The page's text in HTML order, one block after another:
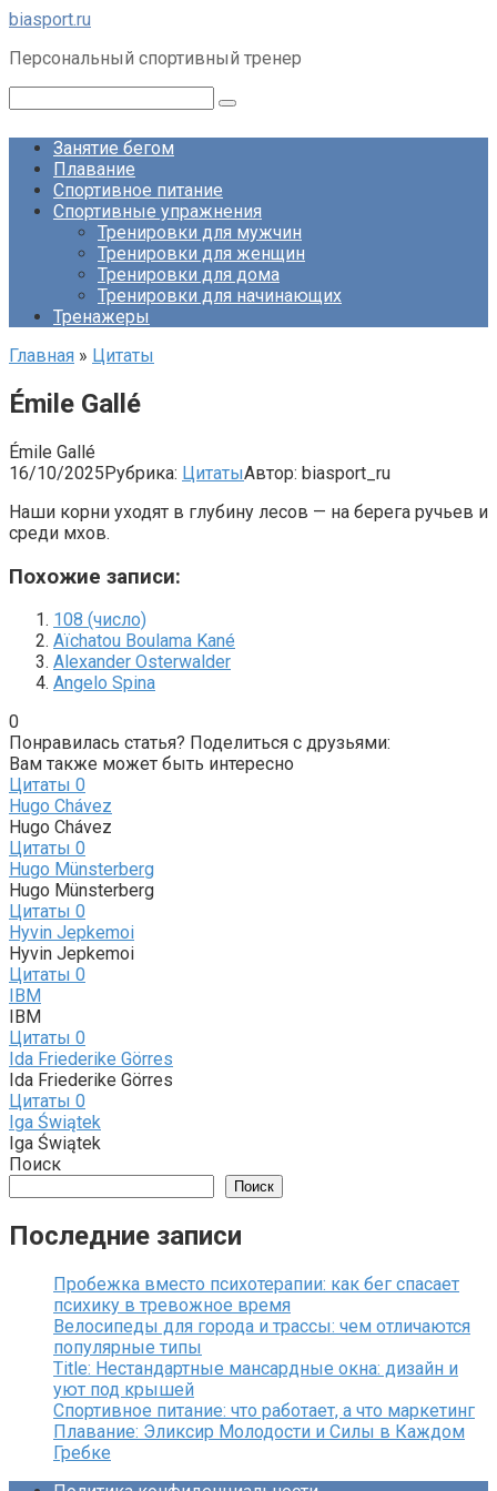
Перейти
контенту
biasport.ru
Персональный спортивный тренер
Занятие бегом
Плавание
Спортивное питание
Спортивные упражнения
Тренировки для мужчин
Тренировки для женщин
Тренировки для дома
Тренировки для начинающих
Тренажеры
Главная » Цитаты
Émile Gallé
Émile Gallé
16/10/2025Рубрика: ЦитатыАвтор: biasport_ru
Наши корни уходят в глубину лесов — на берега ручьев и
среди мхов.
Похожие записи:
108 (число)
Aïchatou Boulama Kané
Alexander Osterwalder
Angelo Spina
0
Понравилась статья? Поделиться с друзьями:
Вам также может быть интересно
Цитаты 0
Hugo Chávez
Hugo Chávez
Цитаты 0
Hugo Münsterberg
Hugo Münsterberg
Цитаты 0
Hyvin Jepkemoi
Hyvin Jepkemoi
Цитаты 0
IBM
IBM
Цитаты 0
Ida Friederike Görres
Ida Friederike Görres
Цитаты 0
Iga Świątek
Iga Świątek
Поиск
Поиск
Последние записи
Пробежка вместо психотерапии: как бег спасает
психику в тревожное время
Велосипеды для города и трассы: чем отличаются
популярные типы
Title: Нестандартные мансардные окна: дизайн и
уют под крышей
Спортивное питание: что работает, а что маркетинг
Плавание: Эликсир Молодости и Силы в Каждом
Гребке